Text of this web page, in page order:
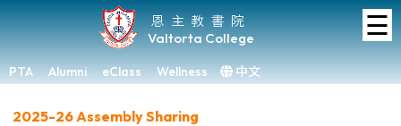
恩主教書院
Valtorta College
PTA Alumni eClass Wellness 中文
☰
Home
About
VC
Academic
2025-26 Assembly Sharing